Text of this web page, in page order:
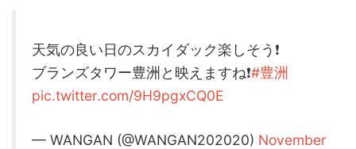
天気の良い日のスカイダック楽しそう❗️
ブランズタワー豊洲と映えますね❗️#豊洲
pic.twitter.com/9H9pgxCQ0E
— WANGAN (@WANGAN202020) November